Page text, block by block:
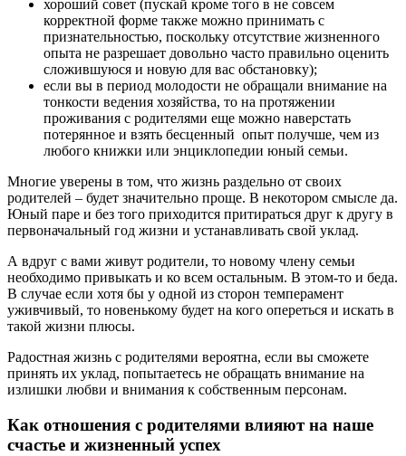
хороший совет (пускай кроме того в не совсем
корректной форме также можно принимать с
признательностью, поскольку отсутствие жизненного
опыта не разрешает довольно часто правильно оценить
сложившуюся и новую для вас обстановку);
если вы в период молодости не обращали внимание на
тонкости ведения хозяйства, то на протяжении
проживания с родителями еще можно наверстать
потерянное и взять бесценный опыт получше, чем из
любого книжки или энциклопедии юный семьи.
Многие уверены в том, что жизнь раздельно от своих
родителей – будет значительно проще. В некотором смысле да.
Юный паре и без того приходится притираться друг к другу в
первоначальный год жизни и устанавливать свой уклад.
А вдруг с вами живут родители, то новому члену семьи
необходимо привыкать и ко всем остальным. В этом-то и беда.
В случае если хотя бы у одной из сторон темперамент
уживчивый, то новенькому будет на кого опереться и искать в
такой жизни плюсы.
Радостная жизнь с родителями вероятна, если вы сможете
принять их уклад, попытаетесь не обращать внимание на
излишки любви и внимания к собственным персонам.
Как отношения с родителями влияют на наше
счастье и жизненный успех